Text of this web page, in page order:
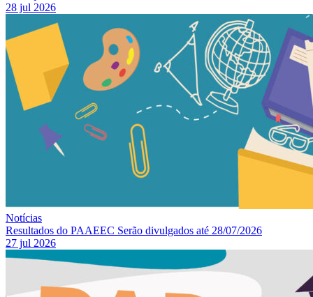
28 jul 2026
Notícias
Resultados do PAAEEC Serão divulgados até 28/07/2026
27 jul 2026